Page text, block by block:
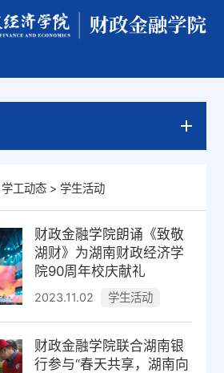
学工动态> 学生活动
财政金融学院朗诵《致敬
湖财》为湖南财政经济学
院90周年校庆献礼
2023.11.02 学生活动
财政金融学院联合湖南银
行参与“春天共享，湖南向